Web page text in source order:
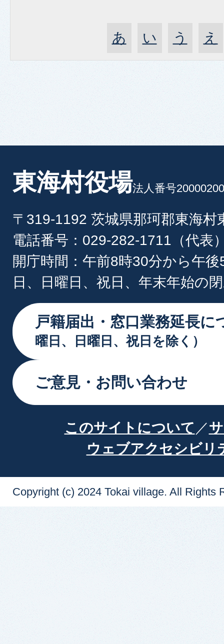
あ い う え
東海村役場法人番号
〒319-1192 茨城県那珂郡東海村
電話番号：029-282-1711（代表
開庁時間：午前8時30分から午
日、日曜日、祝日、年末年始の
戸籍届出・窓口業務延長に
曜日、日曜日、祝日を除く）
ご意見・お問い合わせ
このサイトについて
ウェブアクセシビリ
Copyright (c) 2024 Tokai village. All Rights